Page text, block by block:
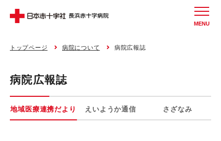
MENU
トップページ 病院について 病院広報誌
病院広報誌
地域医療連携だより えいようか通信 さざなみ